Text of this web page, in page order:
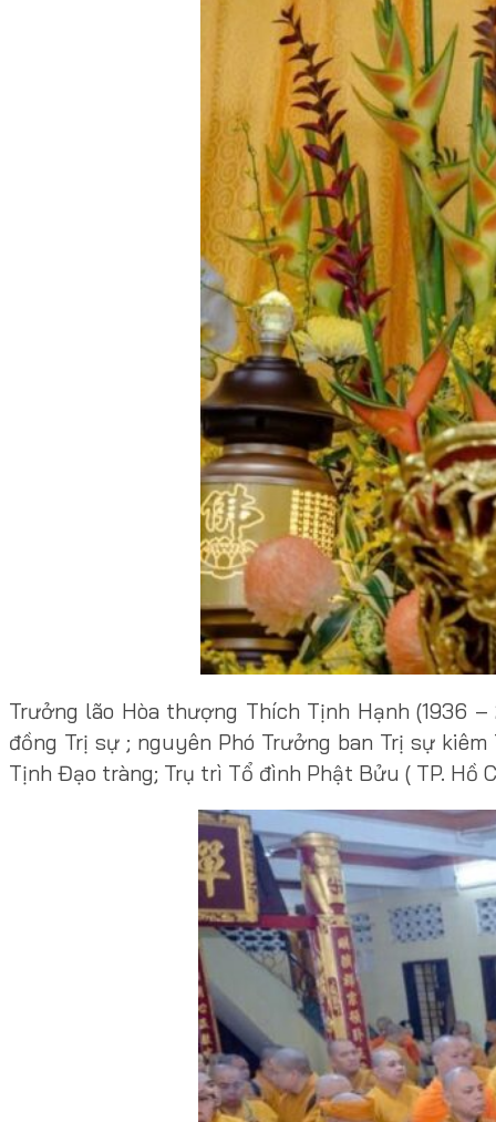
Trưởng lão Hòa thượng Thích Tịnh Hạnh (1936
đồng Trị sự ; nguyên Phó Trưởng ban Trị sự
Tịnh Đạo tràng; Trụ trì Tổ đình Phật Bửu ( TP. Hồ